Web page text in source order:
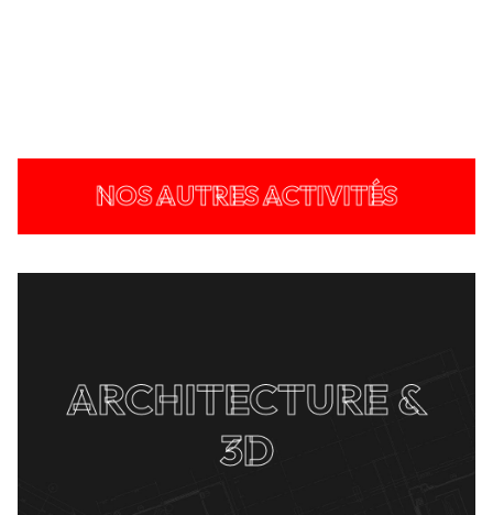
NOS AUTRES ACTIVITÉS
ARCHITECTURE &
3D